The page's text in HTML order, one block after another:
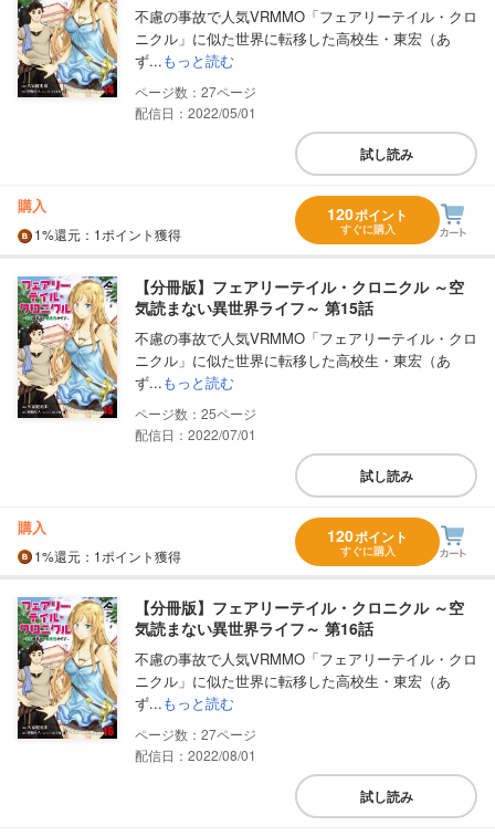
不慮の事故で人気VRMMO「フェアリーテイル・クロ
ニクル」に似た世界に転移した高校生・東宏（あ
ず...もっと読む
27
配信日：2022/05/01
試し読み
購入
1%還元 ：1ポイント獲得
120ポイント
すぐに購入
【分冊版】フェアリーテイル・クロニクル ～空
気読まない異世界ライフ～ 第15話
不慮の事故で人気VRMMO「フェアリーテイル・クロ
ニクル」に似た世界に転移した高校生・東宏（あ
ず...もっと読む
25
配信日：2022/07/01
試し読み
購入
1%還元 ：1ポイント獲得
120ポイント
すぐに購入
【分冊版】フェアリーテイル・クロニクル ～空
気読まない異世界ライフ～ 第16話
不慮の事故で人気VRMMO「フェアリーテイル・クロ
ニクル」に似た世界に転移した高校生・東宏（あ
ず...もっと読む
27
配信日：2022/08/01
試し読み